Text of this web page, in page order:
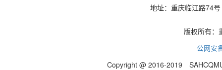
地址：重庆临江路74
版权所有：
公网安
Copyright @ 2016-2019